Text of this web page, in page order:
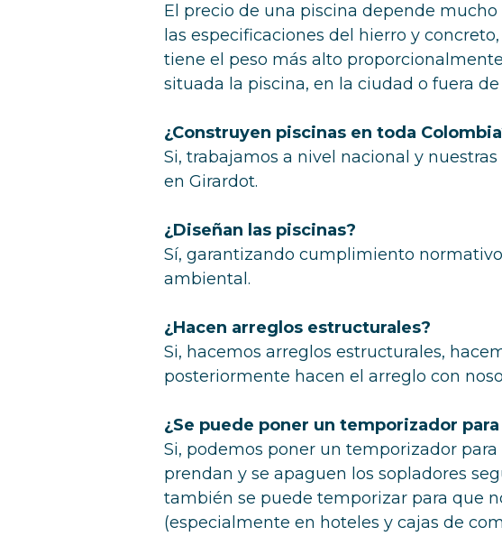
El precio de una piscina depende
las especificaciones del hierro y
tiene el peso más alto
situada la piscina, en la ciudad o fuera de
¿Construyen piscinas en toda
Si, trabajamos a nivel nacional y
en Girardot.
¿Diseñan las piscinas?
Sí, garantizando cumplimiento
ambiental.
¿Hacen arreglos estructurales?
Si, hacemos arreglos estructurales,
posteriormente hacen el arreglo con
¿Se puede poner un temporizador
Si, podemos poner un temporizador
prendan y se apaguen los sopladores
también se puede temporizar para que
(especialmente en hoteles y cajas de